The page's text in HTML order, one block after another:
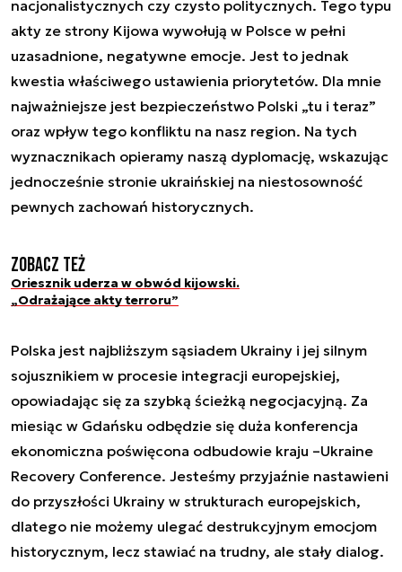
nacjonalistycznych czy czysto politycznych. Tego typu
akty ze strony Kijowa wywołują w Polsce w pełni
uzasadnione, negatywne emocje. Jest to jednak
kwestia właściwego ustawienia priorytetów. Dla mnie
najważniejsze jest bezpieczeństwo Polski „tu i teraz”
oraz wpływ tego konfliktu na nasz region. Na tych
wyznacznikach opieramy naszą dyplomację, wskazując
jednocześnie stronie ukraińskiej na niestosowność
pewnych zachowań historycznych.
Zobacz też
Oriesznik uderza w obwód kijowski.
„Odrażające akty terroru”
Polska jest najbliższym sąsiadem Ukrainy i jej silnym
sojusznikiem w procesie integracji europejskiej,
opowiadając się za szybką ścieżką negocjacyjną. Za
miesiąc w Gdańsku odbędzie się duża konferencja
ekonomiczna poświęcona odbudowie kraju –Ukraine
Recovery Conference. Jesteśmy przyjaźnie nastawieni
do przyszłości Ukrainy w strukturach europejskich,
dlatego nie możemy ulegać destrukcyjnym emocjom
historycznym, lecz stawiać na trudny, ale stały dialog.